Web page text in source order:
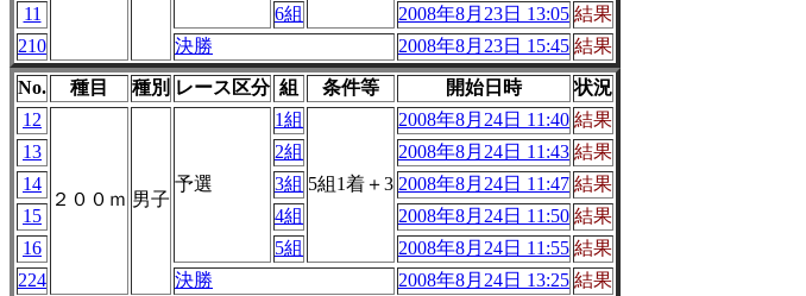
11
6組 2008年8月23日 13:05 結果
210
決勝 2008年8月23日 15:45 結果
No. 種目 種別 レース区分 組 条件等 開始日時
状況
12
２００ｍ 男子
予選
1組
5組1着＋3
2008年8月24日 11:40 結果
13
2組 2008年8月24日 11:43 結果
14
3組 2008年8月24日 11:47 結果
15
4組 2008年8月24日 11:50 結果
16
5組 2008年8月24日 11:55 結果
224
決勝 2008年8月24日 13:25 結果